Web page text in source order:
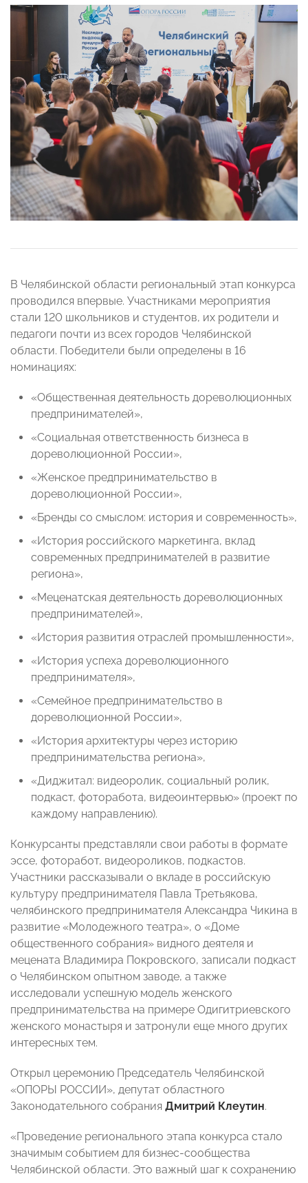
В Челябинской области региональный этап конкурса
проводился впервые. Участниками мероприятия
стали 120 школьников и студентов, их родители и
педагоги почти из всех городов Челябинской
области. Победители были определены в 16
номинациях:
«Общественная деятельность дореволюционных
предпринимателей»,
«Социальная ответственность бизнеса в
дореволюционной России»,
«Женское предпринимательство в
дореволюционной России»,
«Бренды со смыслом: история и современность»,
«История российского маркетинга, вклад
современных предпринимателей в развитие
региона»,
«Меценатская деятельность дореволюционных
предпринимателей»,
«История развития отраслей промышленности»,
«История успеха дореволюционного
предпринимателя»,
«Семейное предпринимательство в
дореволюционной России»,
«История архитектуры через историю
предпринимательства региона»,
«Диджитал: видеоролик, социальный ролик,
подкаст, фоторабота, видеоинтервью» (проект по
каждому направлению).
Конкурсанты представляли свои работы в формате
эссе, фоторабот, видеороликов, подкастов.
Участники рассказывали о вкладе в российскую
культуру предпринимателя Павла Третьякова,
челябинского предпринимателя Александра Чикина в
развитие «Молодежного театра», о «Доме
общественного собрания» видного деятеля и
мецената Владимира Покровского, записали подкаст
о Челябинском опытном заводе, а также
исследовали успешную модель женского
предпринимательства на примере Одигитриевского
женского монастыря и затронули еще много других
интересных тем.
Открыл церемонию Председатель Челябинской
«ОПОРЫ РОССИИ», депутат областного
Законодательного собрания Дмитрий Клеутин.
«Проведение регионального этапа конкурса стало
значимым событием для бизнес-сообщества
Челябинской области. Это важный шаг к сохранению